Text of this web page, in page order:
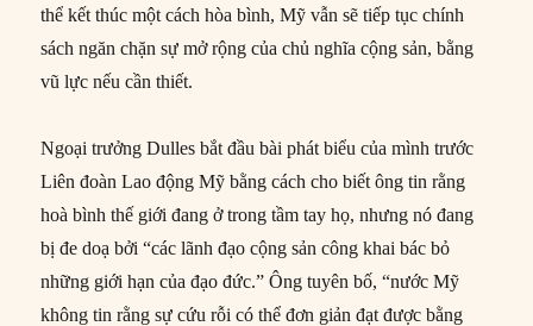
thể kết thúc một cách hòa bình, Mỹ vẫn sẽ tiếp tục chính
sách ngăn chặn sự mở rộng của chủ nghĩa cộng sản, bằng
vũ lực nếu cần thiết.
Ngoại trưởng Dulles bắt đầu bài phát biểu của mình trước
Liên đoàn Lao động Mỹ bằng cách cho biết ông tin rằng
hoà bình thế giới đang ở trong tầm tay họ, nhưng nó đang
bị đe doạ bởi “các lãnh đạo cộng sản công khai bác bỏ
những giới hạn của đạo đức.” Ông tuyên bố, “nước Mỹ
không tin rằng sự cứu rỗi có thể đơn giản đạt được bằng